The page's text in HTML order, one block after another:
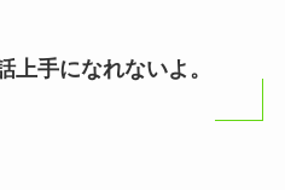
上手になれないよ。